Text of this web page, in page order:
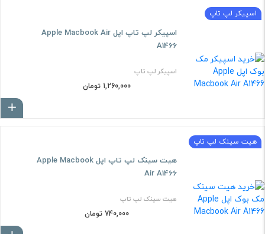
اسپیکر لپ تاپ
اسپیکر لپ تاپ اپل Apple Macbook Air
A1466
اسپیکر لپ تاپ
1,260,000 تومان
هیت سینک لپ تاپ
هیت سینک لپ تاپ اپل Apple Macbook
Air A1466
هیت سینک لپ تاپ
740,000 تومان